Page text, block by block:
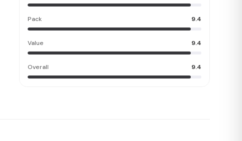
Pack 9.4
Value 9.4
Overall 9.4